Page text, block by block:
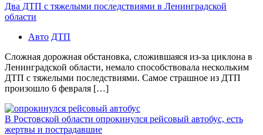
Два ДТП с тяжелыми последствиями в Ленинградской
области
Авто ДТП
Сложная дорожная обстановка, сложившаяся из-за циклона в
Ленинградской области, немало способствовала нескольким
ДТП с тяжелыми последствиями. Самое страшное из ДТП
произошло 6 февраля […]
В Ростовской области опрокинулся рейсовый автобус, есть
жертвы и пострадавшие